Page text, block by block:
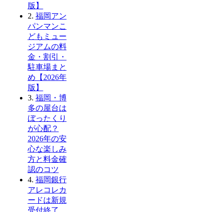
版】
2. 福岡アン
パンマンこ
どもミュー
ジアムの料
金・割引・
駐車場まと
め【2026年
版】
3. 福岡・博
多の屋台は
ぼったくり
が心配？
2026年の安
心な楽しみ
方と料金確
認のコツ
4. 福岡銀行
アレコレカ
ードは新規
受付終了